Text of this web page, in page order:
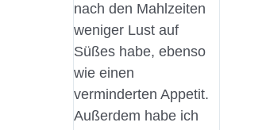
nach den Mahlzeiten
weniger Lust auf
Süßes habe, ebenso
wie einen
verminderten Appetit.
Außerdem habe ich